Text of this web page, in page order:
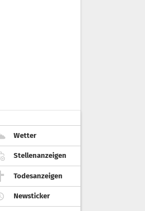
Wetter
Stellenanzeigen
Todesanzeigen
Newsticker